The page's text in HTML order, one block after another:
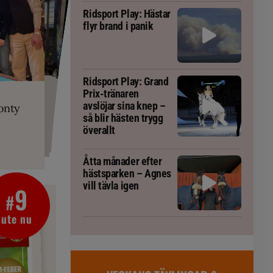
är allt
fång
blivit
tränaren
#9
ute nu
Ridsport Play: Hästar
flyr brand i panik
Ridsport Play: Grand
Prix-tränaren
avslöjar sina knep –
så blir hästen trygg
överallt
Åtta månader efter
hästsparken – Agnes
vill tävla igen